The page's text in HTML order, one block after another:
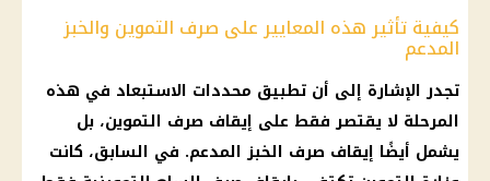
كيفية تأثير هذه المعايير على صرف التموين والخبز
المدعم
تجدر الإشارة إلى أن تطبيق محددات الاستبعاد في هذه
المرحلة لا يقتصر فقط على إيقاف صرف التموين، بل
يشمل أيضًا إيقاف صرف الخبز المدعم. في السابق، كانت